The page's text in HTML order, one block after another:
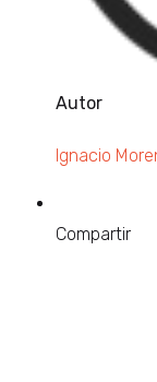
Autor
Ignacio
Compartir